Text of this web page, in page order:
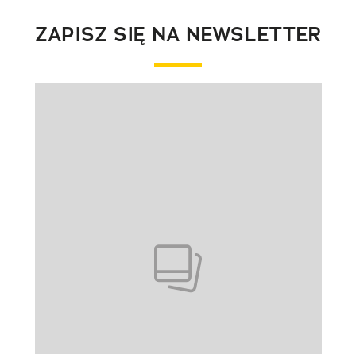
ZAPISZ SIĘ NA NEWSLETTER